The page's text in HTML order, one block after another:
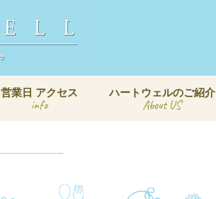
営業日 アクセス
info
ハートウェルのご紹介
About US